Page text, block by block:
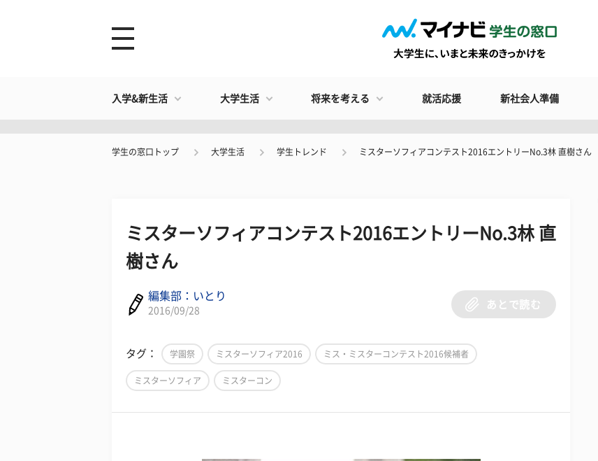
入学&新生活 大学生活 将来を考える 就活応援 新社会人準備
学生の窓口トップ 大学生活 学生トレンド ミスターソフィアコンテスト2016エントリーNo.3林 直樹さん
ミスターソフィアコンテスト2016エントリーNo.3林 直
樹さん
編集部：いとり
2016/09/28
あとで読む
タグ： 学園祭 ミスターソフィア2016 ミス・ミスターコンテスト2016候補者
ミスターソフィア ミスターコン